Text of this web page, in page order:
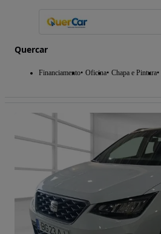
Quercar
Financiamento Oficina Chapa e Pintura